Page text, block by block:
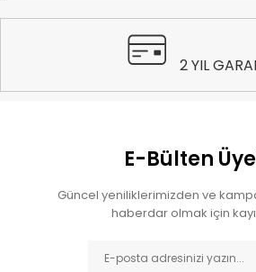
2 YIL
E-Bülten
Güncel yeniliklerimizden ve
haberdar olmak için